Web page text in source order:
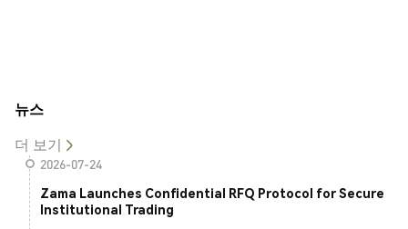
뉴스
더 보기
2026-07-24
Zama Launches Confidential RFQ Protocol for Secure
Institutional Trading